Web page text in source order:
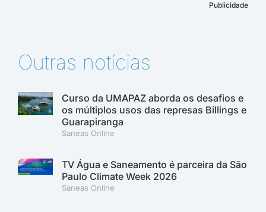
Publicidade
Outras notícias
Curso da UMAPAZ aborda os desafios e
os múltiplos usos das represas Billings e
Guarapiranga
Saneas Online
TV Água e Saneamento é parceira da São
Paulo Climate Week 2026
Saneas Online